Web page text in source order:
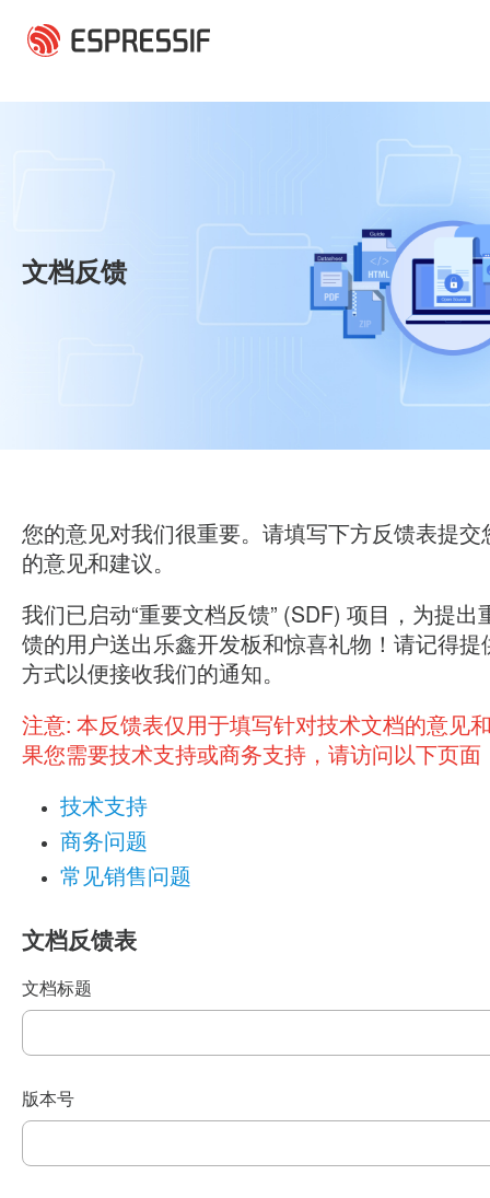
文档反馈
您的意见对我们很重要。请填写下方反馈表提交
的意见和建议。
我们已启动“重要文档反馈” (SDF) 项目，为提出
馈的用户送出乐鑫开发板和惊喜礼物！请记得提
方式以便接收我们的通知。
注意: 本反馈表仅用于填写针对技术文档的意见
果您需要技术支持或商务支持，请访问以下页面
技术支持
商务问题
常见销售问题
文档反馈表
文档标题
版本号